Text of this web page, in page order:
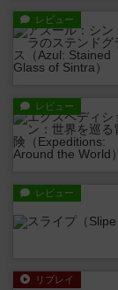
レビュー
レビュー
レビュー
リプレイ